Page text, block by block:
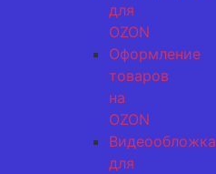
для
OZON
Оформление
товаров
на
OZON
Видеообложка
для